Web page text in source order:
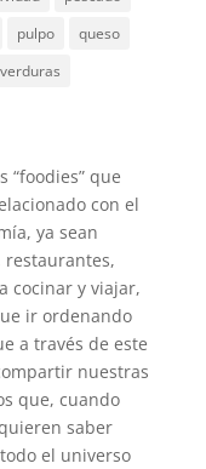
pulpo
queso
verduras
“foodies” que
con el
ya sean
restaurantes,
cocinar y viajar,
ir ordenando
a través de este
nuestras
que, cuando
saber
el universo